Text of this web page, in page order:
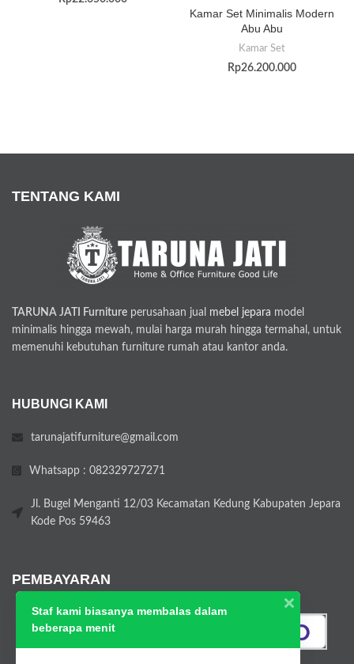
Kamar Set Minimalis Modern
Abu Abu
Kamar Set
Rp26.200.000
TENTANG KAMI
TARUNA JATI Furniture perusahaan jual mebel jepara model
minimalis hingga mewah, mulai harga murah hingga termahal, untuk
memenuhi kebutuhan furniture rumah atau kantor anda.
HUBUNGI KAMI
tarunajatifurniture@gmail.com
Whatsapp : 082329727271
Jl. Bugel Menganti 12/03 Kecamatan Kedung Kabupaten Jepara
Kode Pos 59463
PEMBAYARAN
Staf kami biasanya membalas dalam
beberapa menit